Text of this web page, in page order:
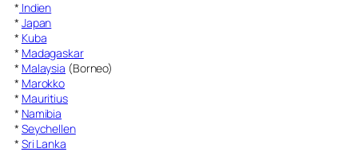
* Indien
* Japan
* Kuba
* Madagaskar
* Malaysia (Borneo)
* Marokko
* Mauritius
* Namibia
* Seychellen
* Sri Lanka